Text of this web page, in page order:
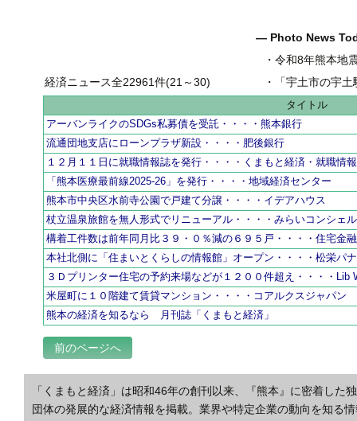
― Photo News
・令和8年熊本地
・
「宇土市の宇土駅前
経済ニュース全22961件(21～30)
タイトル
アーバンライクのSDGs私募債を受託・・・・熊本銀行
流通団地支店にローンプラザ新設・・・・肥後銀行
１２月１１日に就職情報誌を発行・・・・くまもと経済・就職情
「熊本医療最前線2025-26」を発行・・・・地域経済センター
熊本市中央区水前寺公園で戸建て分譲・・・・イデアハウス
杖立温泉旅館を無人形式でリニューアル・・・・みらいコンシェ
構着工件数は前年同月比３９・０％減の６９５戸・・・・住宅金
本社北側に「住まいとくらしの情報館」オープン・・・・松栄パ
３Ｄプリンター住宅の予約来場などが１２００件超え・・・・Lib
米屋町に１０階建て賃貸マンション・・・・コアルクスジャパン
熊本の経済を知るなら 月刊誌「くまもと経済」
前のページへ
「くまもと経済」は昭和46年の創刊以来、『熊本』に密着し
団体の発展的な経済情報を掲載。業界や特定企業の動向を知る